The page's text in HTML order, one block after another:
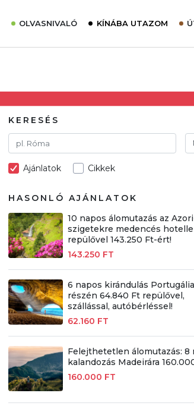
OLVASNIVALÓ
Utazómajom – CitySIM kártya a
Élménybeszámolók
Szállodalátogatás
Sajtómegjelenések
KÍNÁBA UTAZOM
KERESÉS
Ajánlatok Cikkek
HASONLÓ AJÁNLATOK
10 napos álomutazás az
szigetekre medencés
repülővel 143.250 Ft-ért!
143.250 FT
6 napos kirándulás
részén 64.840 Ft repülővel,
szállással, autóbérléssel!
62.160 FT
Felejthetetlen álomutazás: 8
kalandozás Madeirára
160.000 FT